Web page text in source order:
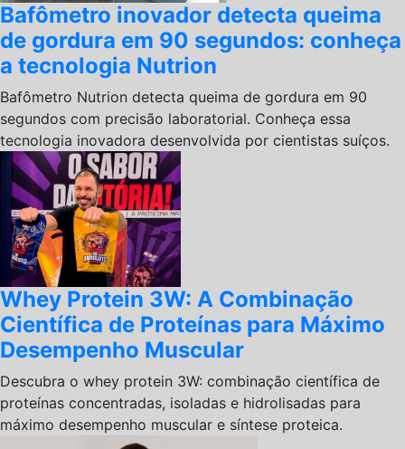
Bafômetro inovador detecta queima
de gordura em 90 segundos: conheça
a tecnologia Nutrion
Bafômetro Nutrion detecta queima de gordura em 90
segundos com precisão laboratorial. Conheça essa
tecnologia inovadora desenvolvida por cientistas suíços.
Whey Protein 3W: A Combinação
Científica de Proteínas para Máximo
Desempenho Muscular
Descubra o whey protein 3W: combinação científica de
proteínas concentradas, isoladas e hidrolisadas para
máximo desempenho muscular e síntese proteica.